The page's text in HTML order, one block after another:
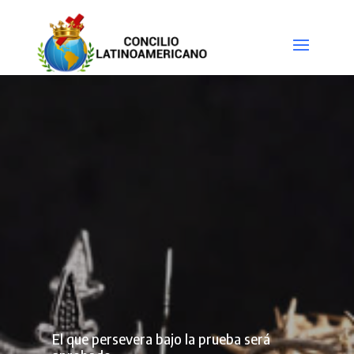
El que persevera bajo la prueba será